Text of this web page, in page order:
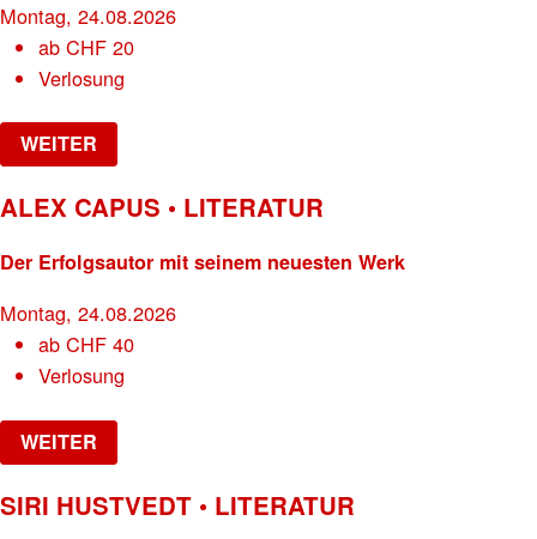
Montag, 24.08.2026
abCHF 20
Verlosung
WEITER
ALEX CAPUS • LITERATUR
Der Erfolgsautor mit seinem neuesten Werk
Montag, 24.08.2026
abCHF 40
Verlosung
WEITER
SIRI HUSTVEDT • LITERATUR